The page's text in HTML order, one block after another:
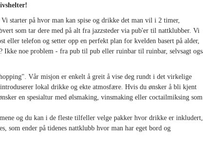
starter på hvor man kan spise og drikke det man vil i 2 timer,
som tar dere med på alt fra jazzsteder via pub'er til nattklubber. Vi
telefon og setter opp en perfekt plan for kvelden basert på alder,
noe problem - fra pub til pub eller ruinbar til ruinbar, selvsagt
Vår misjon er enkelt å greit å vise deg rundt i det virkelige
lokal drikke og ekte atmosfære. Hvis du ønsker å bli kjent
en spesialtur med ølsmaking, vinsmaking eller coctailmiksing som
og du kan i de fleste tilfeller velge pakker hvor drikke er inkludert,
som ender på tidenes nattklubb hvor man har eget bord og